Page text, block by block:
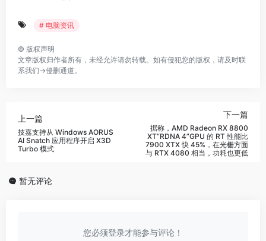
# 电脑资讯
© 版权声明
文章版权归作者所有，未经允许请勿转载。如有侵犯您的版权，请及时联
系我们→侵删通道 。
上一篇
技嘉支持从 Windows AORUS
AI Snatch 应用程序开启 X3D
Turbo 模式
下一篇
据称，AMD Radeon RX 8800
XT“RDNA 4”GPU 的 RT 性能比
7900 XTX 快 45%，在光栅方面
与 RTX 4080 相当，功耗也更低
暂无评论
您必须登录才能参与评论！